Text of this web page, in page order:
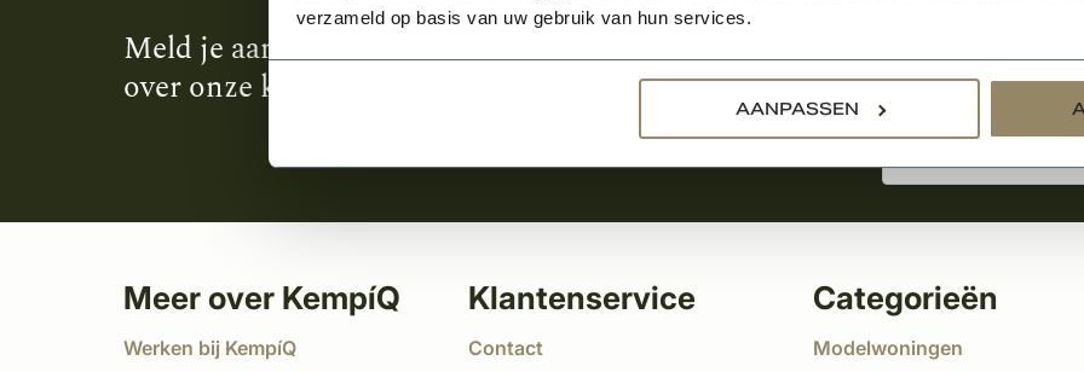
verzameld op basis van uw gebruik van hun services.
AANPASSEN
Meld je aan en ontvang het laatste nieuws
over onze kempische bouwstijl!
Meer over KempíQ
Werken bij KempíQ
Klantenservice
Contact
Categorieën
Modelwoningen